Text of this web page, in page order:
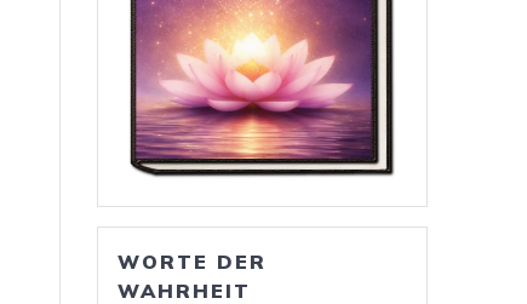
WORTE DER
WAHRHEIT